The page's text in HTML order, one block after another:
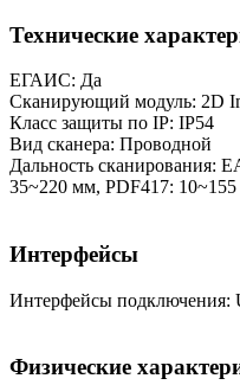
Технические
ЕГАИС: Да
Сканирующий модуль: 2D
Класс защиты по IP: IP54
Вид сканера: Проводной
Дальность сканирования:
35~220 мм, PDF417:
Интерфейсы
Интерфейсы подключения:
Физические